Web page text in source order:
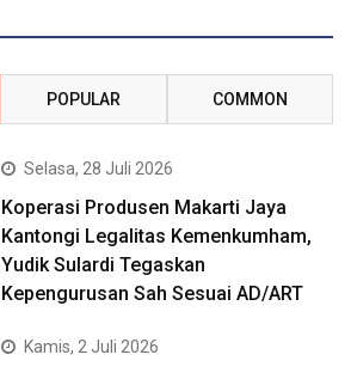
POPULAR COMMON
Selasa, 28 Juli 2026
Koperasi Produsen Makarti Jaya
Kantongi Legalitas Kemenkumham,
Yudik Sulardi Tegaskan
Kepengurusan Sah Sesuai AD/ART
Kamis, 2 Juli 2026